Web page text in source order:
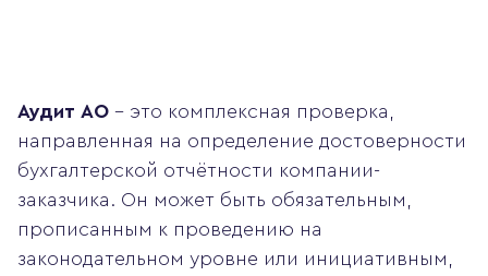
Аудит АО – это комплексная проверка,
направленная на определение достоверности
бухгалтерской отчётности компании-
заказчика. Он может быть обязательным,
прописанным к проведению на
законодательном уровне или инициативным,